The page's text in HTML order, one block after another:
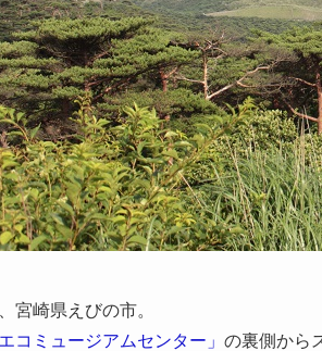
宮崎県えびの市。
コミュージアムセンター」 の裏側から